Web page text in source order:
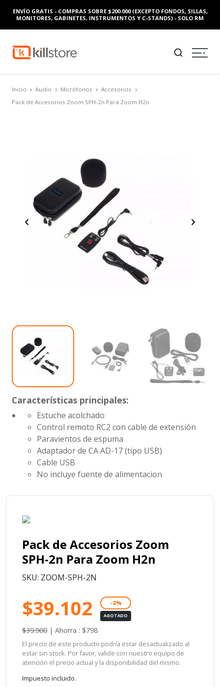
ENVÍO GRATIS - COMPRAS SOBRE $200.000 (EXCEPTO FONDOS, SILLAS,
MONITORES, GABINETES, INSTRUMENTOS Y C-STANDS) - SOLO RM
Inicio Audio Micrófonos
Accesorios
Pack de Accesorios Zoom SPH-2n Para Zoom H2n
Características principales:
Estuche acolchado
Control remoto RC2 con cable de extensión
Paravientos de espuma
Adaptador de CA AD-17 (tipo USB)
Cable USB
No incluye fuente de alimentacion
Pack de Accesorios Zoom
SPH-2n Para Zoom H2n
SKU: ZOOM-SPH-2N
$39.102 -2%
AGOTADO
$39.900 | Ahorra : $798
El precio de este producto podría estar desactualizado al
estar sin stock. Por favor, valide con nuestro equipo de
atención el precio actual y la disponibilidad del mismo.
Impuesto incluido.